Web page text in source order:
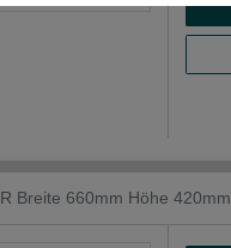
Breite 660mm Höhe 420mm